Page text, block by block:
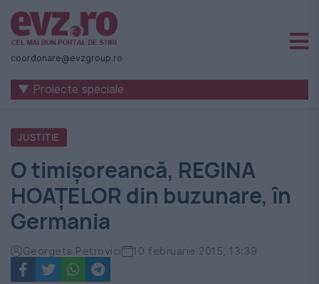
Știri
naționale
internaționale
România
-
Evenimentul
Zilei
coordonare@evzgroup.ro
▼ Proiecte speciale
JUSTITIE
O timișoreancă, REGINA
HOAȚELOR din buzunare, în
Germania
Georgeta Petrovici 10 februarie 2015, 13:39